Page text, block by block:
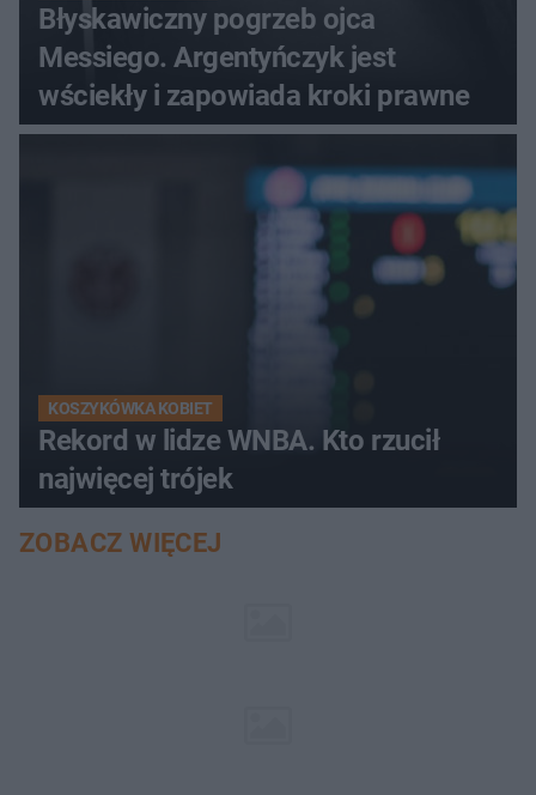
Błyskawiczny pogrzeb ojca
Messiego. Argentyńczyk jest
wściekły i zapowiada kroki prawne
KOSZYKÓWKA KOBIET
Rekord w lidze WNBA. Kto rzucił
najwięcej trójek
ZOBACZ WIĘCEJ